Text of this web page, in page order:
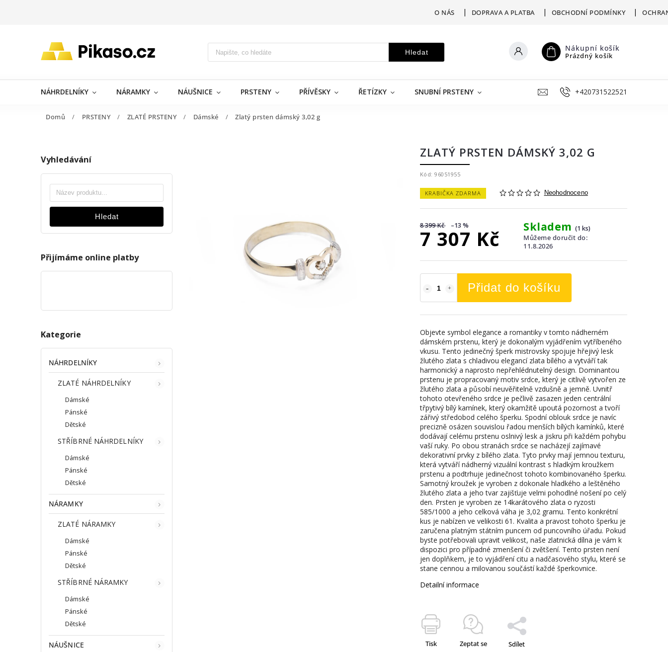
O NÁS DOPRAVA A PLATBA OBCHODNÍ PODMÍNKY
Hledat Nákupní košík
Prázdný košík
NÁHRDELNÍKY NÁRAMKY NÁUŠNICE PRSTENY PŘÍVĚSKY ŘETÍZKY SNUBNÍ PRSTENY ŠPERKY K RYTÍ VÝKUP ZLATNICKÁ
+420731522521
Domů / PRSTENY / ZLATÉ PRSTENY / Dámské / Zlatý prsten dámský 3,02 g
Vyhledávání
Hledat
Přijímáme online platby
Kategorie
NÁHRDELNÍKY
ZLATÉ NÁHRDELNÍKY
Dámské
Pánské
Dětské
STŘÍBRNÉ NÁHRDELNÍKY
Dámské
Pánské
Dětské
NÁRAMKY
ZLATÉ NÁRAMKY
Dámské
Pánské
Dětské
STŘÍBRNÉ NÁRAMKY
Dámské
Pánské
Dětské
NÁUŠNICE
ZLATÝ PRSTEN DÁMSKÝ 3,02 G
Kód: 96051955
KRABIČKA ZDARMA Neohodnoceno
8 399 Kč –13 %
7 307 Kč Skladem(1 ks)
Můžeme doručit do:
11.8.2026
Přidat do košíku
Objevte symbol elegance a romantiky v tomto nádherném
dámském prstenu, který je dokonalým vyjádřením vytříbeného
vkusu. Tento jedinečný šperk mistrovsky spojuje hřejivý lesk
žlutého zlata s chladivou elegancí zlata bílého a vytváří tak
harmonický a naprosto nepřehlédnutelný design. Dominantou
prstenu je propracovaný motiv srdce, který je citlivě vytvořen ze
žlutého zlata a působí neuvěřitelně vzdušně a jemně. Uvnitř
tohoto otevřeného srdce je pečlivě zasazen jeden centrální
třpytivý bílý kamínek, který okamžitě upoutá pozornost a tvoří
zářivý středobod celého šperku. Spodní oblouk srdce je navíc
precizně osázen souvislou řadou menších bílých kamínků, které
dodávají celému prstenu oslnivý lesk a jiskru při každém pohybu
vaší ruky. Po obou stranách srdce se nacházejí zajímavé
dekorativní prvky z bílého zlata. Tyto prvky mají jemnou texturu,
která vytváří nádherný vizuální kontrast s hladkým kroužkem
prstenu a podtrhuje jedinečnost tohoto kombinovaného šperku.
Samotný kroužek je vyroben z dokonale hladkého a leštěného
žlutého zlata a jeho tvar zajišťuje velmi pohodlné nošení po celý
den. Prsten je vyroben ze 14karátového zlata o ryzosti
585/1000 a jeho celková váha je 3,02 gramu. Tento konkrétní
kus je nabízen ve velikosti 61. Kvalita a pravost tohoto šperku je
zaručena platným státním puncem od puncovního úřadu. Pokud
byste potřebovali upravit velikost, naše zlatnická dílna je vám k
dispozici pro případné zmenšení či zvětšení. Tento prsten není
jen doplňkem, je to vyjádření citu a nadčasového stylu, které se
stane cennou a milovanou součástí každé šperkovnice.
Detailní informace
Tisk Zeptat se Sdílet